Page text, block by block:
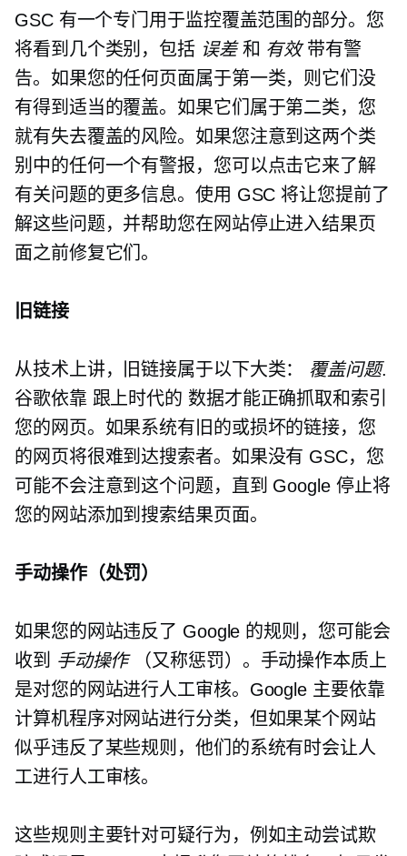
GSC 有一个专门用于监控覆盖范围的部分。您
将看到几个类别，包括 误差和 有效带有警
告。如果您的任何页面属于第一类，则它们没
有得到适当的覆盖。如果它们属于第二类，您
就有失去覆盖的风险。如果您注意到这两个类
别中的任何一个有警报，您可以点击它来了解
有关问题的更多信息。使用 GSC 将让您提前了
解这些问题，并帮助您在网站停止进入结果页
面之前修复它们。
旧链接
从技术上讲，旧链接属于以下大类： 覆盖问题.
谷歌依靠 跟上时代的 数据才能正确抓取和索引
您的网页。如果系统有旧的或损坏的链接，您
的网页将很难到达搜索者。如果没有 GSC，您
可能不会注意到这个问题，直到 Google 停止将
您的网站添加到搜索结果页面。
手动操作（处罚）
如果您的网站违反了 Google 的规则，您可能会
收到 手动操作（又称惩罚）。手动操作本质上
是对您的网站进行人工审核。Google 主要依靠
计算机程序对网站进行分类，但如果某个网站
似乎违反了某些规则，他们的系统有时会让人
工进行人工审核。
这些规则主要针对可疑行为，例如主动尝试欺